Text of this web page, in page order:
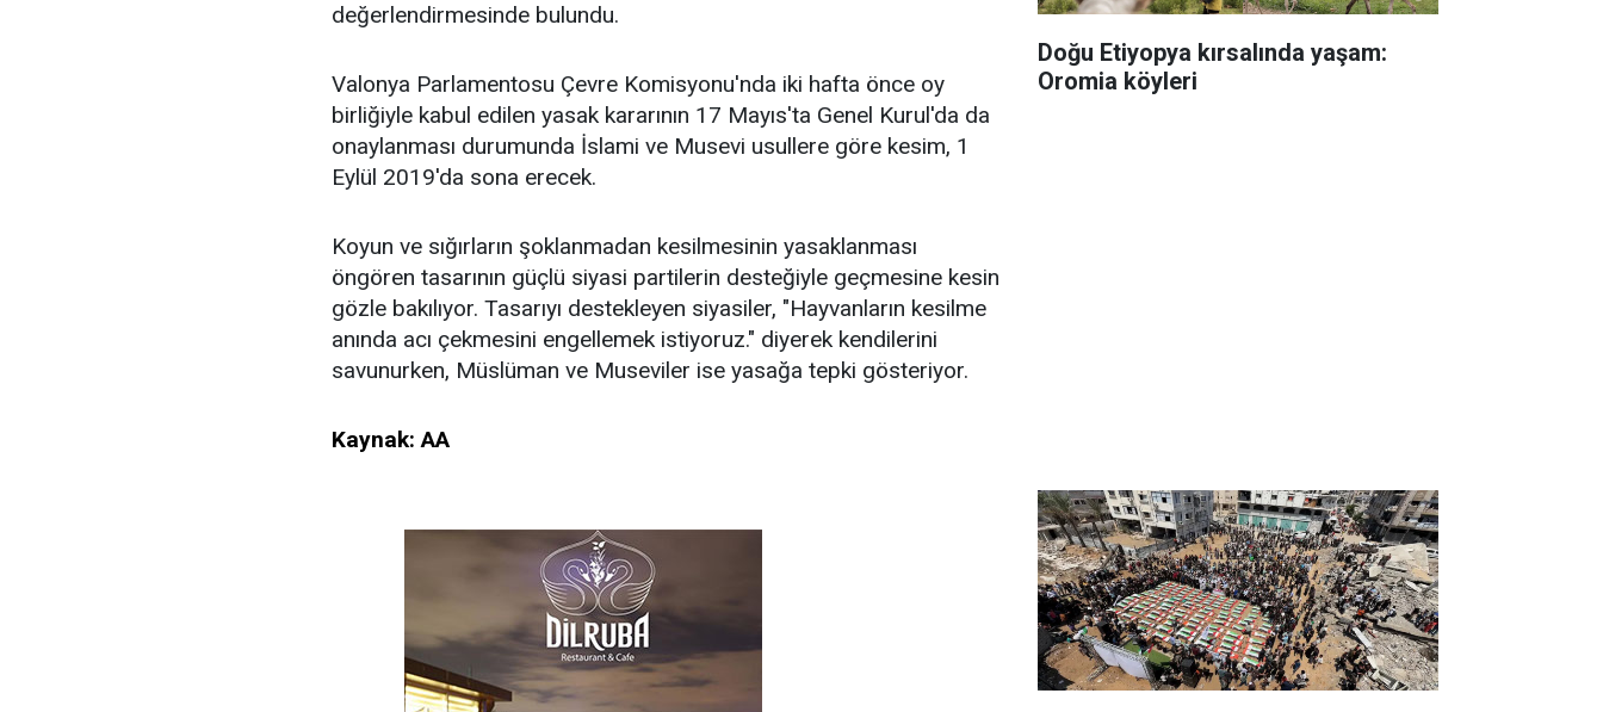
değerlendirmesinde bulundu.
Valonya Parlamentosu Çevre Komisyonu'nda iki hafta önce oy
birliğiyle kabul edilen yasak kararının 17 Mayıs'ta Genel Kurul'da da
onaylanması durumunda İslami ve Musevi usullere göre kesim, 1
Eylül 2019'da sona erecek.
Koyun ve sığırların şoklanmadan kesilmesinin yasaklanması
öngören tasarının güçlü siyasi partilerin desteğiyle geçmesine kesin
gözle bakılıyor. Tasarıyı destekleyen siyasiler, "Hayvanların kesilme
anında acı çekmesini engellemek istiyoruz." diyerek kendilerini
savunurken, Müslüman ve Museviler ise yasağa tepki gösteriyor.
Kaynak: AA
Doğu Etiyopya kırsalında yaşam:
Oromia köyleri